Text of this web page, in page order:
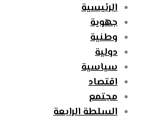
الرئيسية
جهوية
وطنية
دولية
سياسية
اقتصاد
مجتمع
السلطة الرابعة